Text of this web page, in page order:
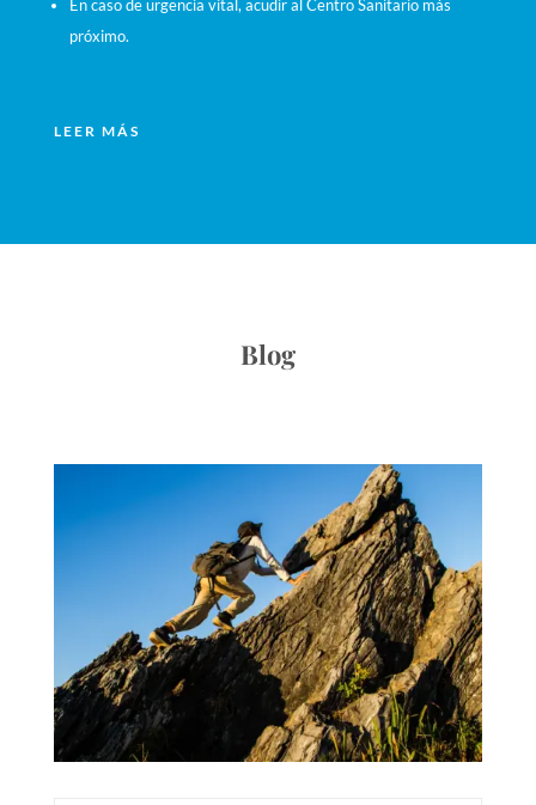
En caso de urgencia vital, acudir al Centro Sanitario más
próximo.
LEER MÁS
Blog